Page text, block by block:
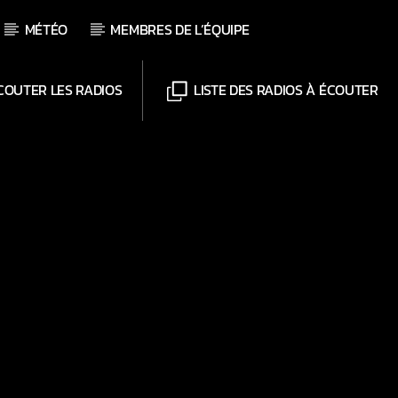
MÉTÉO MEMBRES DE L’ÉQUIPE
LISTE DES RADIOS À ÉCOUTER
LES RADIOS